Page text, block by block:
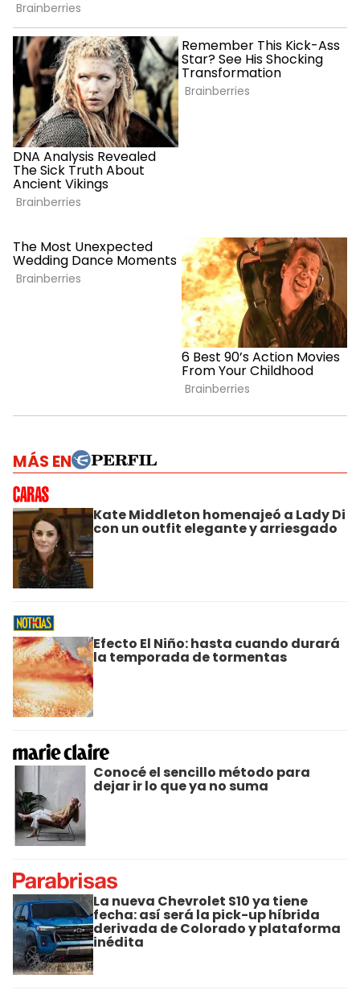
MÁS EN
Kate Middleton homenajeó a Lady Di
con un outfit elegante y arriesgado
Efecto El Niño: hasta cuando durará
la temporada de tormentas
Conocé el sencillo método para
dejar ir lo que ya no suma
La nueva Chevrolet S10 ya tiene
fecha: así será la pick-up híbrida
derivada de Colorado y plataforma
inédita